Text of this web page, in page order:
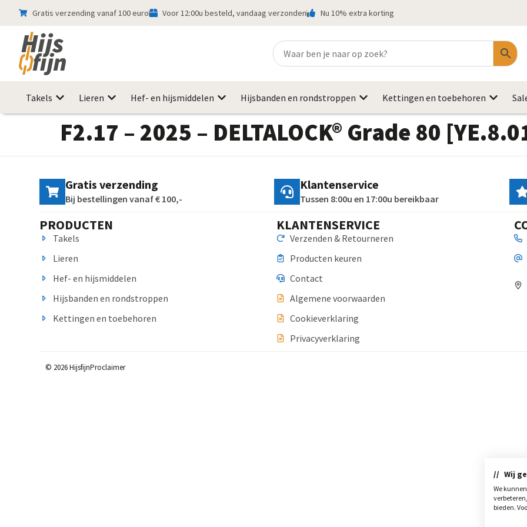
Gratis verzending vanaf 100 euro Voor 12:00u besteld, vandaag verzonden Nu 10% extra korting
Takels Lieren Hef- en hijsmiddelen Hijsbanden en rondstroppen Kettingen en toebehoren
F2.17 – 2025 – DELTALOCK® Grade 80
Gratis verzending
Bij bestellingen vanaf € 100,-
Klantenservice
Tussen 8:00u en 17:00u bereikbaar
PRODUCTEN
Takels
Lieren
Hef- en hijsmiddelen
Hijsbanden en rondstroppen
Kettingen en toebehoren
KLANTENSERVICE
Verzenden & Retourneren
Producten keuren
Contact
Algemene voorwaarden
Cookieverklaring
Privacyverklaring
© 2026 HijsfijnProclaimer
Wij
We
bieden.